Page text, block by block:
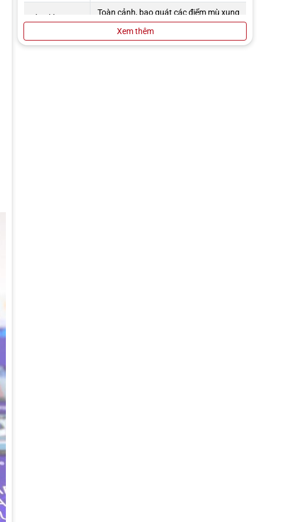
Góc nhìn
Toàn cảnh, bao quát các điểm mù xung
quanh xe
Hỗ trợ ban
Quan sát rõ vật cản khi thiếu sáng
Xem thêm